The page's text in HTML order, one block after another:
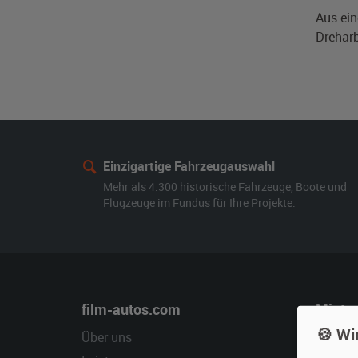
Aus
Einzigartige Fahrzeugauswahl
Mehr als 4.300 historische Fahrzeuge, Boote und
Flugzeuge im Fundus für Ihre Projekte.
film-autos.com
Über uns
🍪